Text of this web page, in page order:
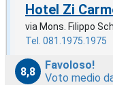
Hotel Zi
via Mons. Filippo
Tel. 081.1975.1975
8,8
Favoloso!
Voto medio